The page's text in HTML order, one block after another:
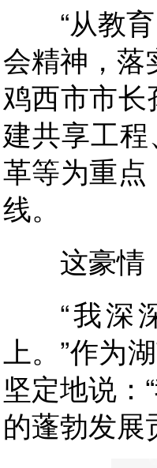
“从教育
会精神，落
鸡西市市
建共享工
革等为重
线。
这豪情
“我深深
上。”作为
坚定地说
的蓬勃发展